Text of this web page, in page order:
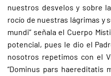
nuestros desvelos y sobre
rocío de nuestras lágrimas y
mundi” señala el Cuerpo
potencial, pues le dio el
nosotros repetimos con el
“Dominus pars haereditatis